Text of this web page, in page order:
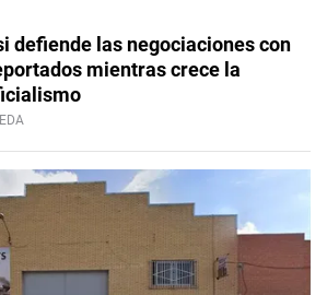
defiende las negociaciones con
mientras crece la